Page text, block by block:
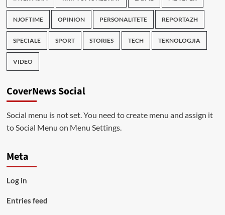
NJOFTIME OPINION PERSONALITETE REPORTAZH
SPECIALE SPORT STORIES TECH TEKNOLOGJIA
VIDEO
CoverNews Social
Social menu is not set. You need to create menu and assign it
to Social Menu on Menu Settings.
Meta
Log in
Entries feed